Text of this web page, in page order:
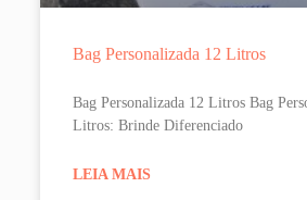
Bag Personalizada 12 Litros
Bag Personalizada 12 Litros Bag
Litros: Brinde Diferenciado
LEIA MAIS